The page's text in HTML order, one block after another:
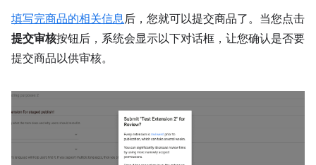
填写完商品的相关信息后，您就可以提交商品了。当您点击
提交审核按钮后，系统会显示以下对话框，让您确认是否要
提交商品以供审核。